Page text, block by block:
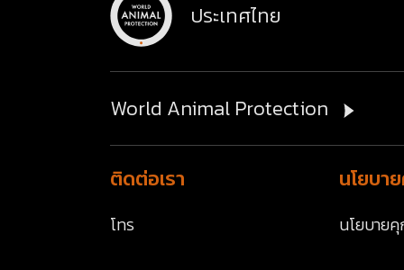
ประเทศไทย
World Animal Protection
ติดต่อเรา
โทร
นโยบา
นโยบาย